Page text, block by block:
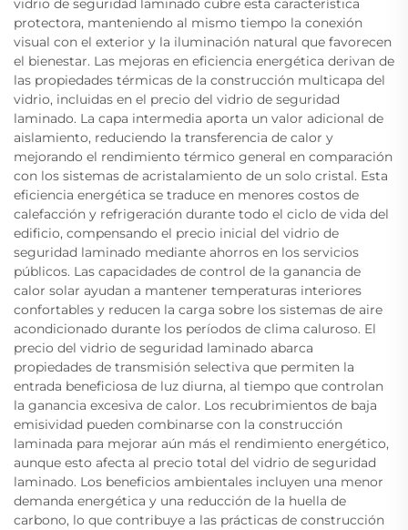
vidrio de seguridad laminado cubre esta característica
protectora, manteniendo al mismo tiempo la conexión
visual con el exterior y la iluminación natural que favorecen
el bienestar. Las mejoras en eficiencia energética derivan de
las propiedades térmicas de la construcción multicapa del
vidrio, incluidas en el precio del vidrio de seguridad
laminado. La capa intermedia aporta un valor adicional de
aislamiento, reduciendo la transferencia de calor y
mejorando el rendimiento térmico general en comparación
con los sistemas de acristalamiento de un solo cristal. Esta
eficiencia energética se traduce en menores costos de
calefacción y refrigeración durante todo el ciclo de vida del
edificio, compensando el precio inicial del vidrio de
seguridad laminado mediante ahorros en los servicios
públicos. Las capacidades de control de la ganancia de
calor solar ayudan a mantener temperaturas interiores
confortables y reducen la carga sobre los sistemas de aire
acondicionado durante los períodos de clima caluroso. El
precio del vidrio de seguridad laminado abarca
propiedades de transmisión selectiva que permiten la
entrada beneficiosa de luz diurna, al tiempo que controlan
la ganancia excesiva de calor. Los recubrimientos de baja
emisividad pueden combinarse con la construcción
laminada para mejorar aún más el rendimiento energético,
aunque esto afecta al precio total del vidrio de seguridad
laminado. Los beneficios ambientales incluyen una menor
demanda energética y una reducción de la huella de
carbono, lo que contribuye a las prácticas de construcción